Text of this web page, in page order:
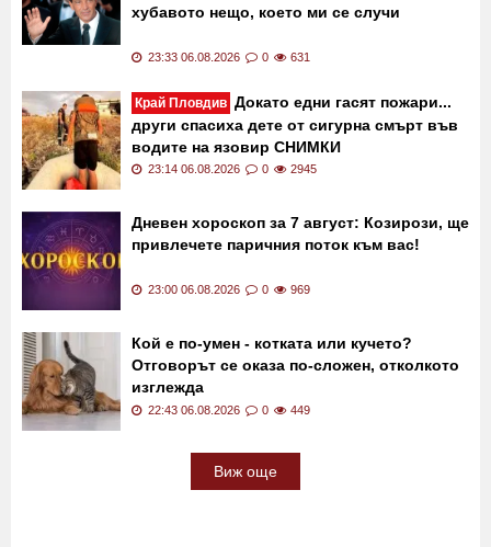
хубавото нещо, което ми се случи
23:33 06.08.2026 0 631
Край Пловдив Докато едни гасят пожари...
други спасиха дете от сигурна смърт във
водите на язовир СНИМКИ
23:14 06.08.2026 0 2945
Дневен хороскоп за 7 август: Козирози, ще
привлечете паричния поток към вас!
23:00 06.08.2026 0 969
Кой е по-умен - котката или кучето?
Отговорът се оказа по-сложен, отколкото
изглежда
22:43 06.08.2026 0 449
Виж още